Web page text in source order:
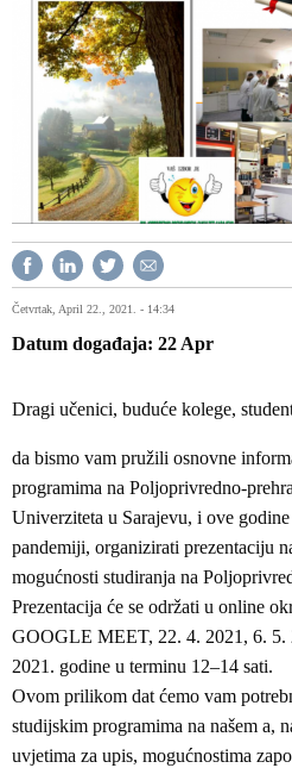
Četvrtak, April 22., 2021. - 14:34
Datum događaja 22 Apr
Dragi učenici, buduće kolege,
da bismo vam pružili osnovne
programima na Poljoprivredno-
Univerziteta u Sarajevu, i ove
pandemiji, organizirati prezentaciju
mogućnosti studiranja na
Prezentacija će se održati u online
GOOGLE MEET, 22. 4. 2021, 6. 5.
2021. godine u terminu 12–14 sati.
Ovom prilikom dat ćemo vam
studijskim programima na našem a,
uvjetima za upis, mogućnostima